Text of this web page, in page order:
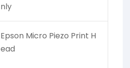
nly
Epson Micro Piezo Print H
ead